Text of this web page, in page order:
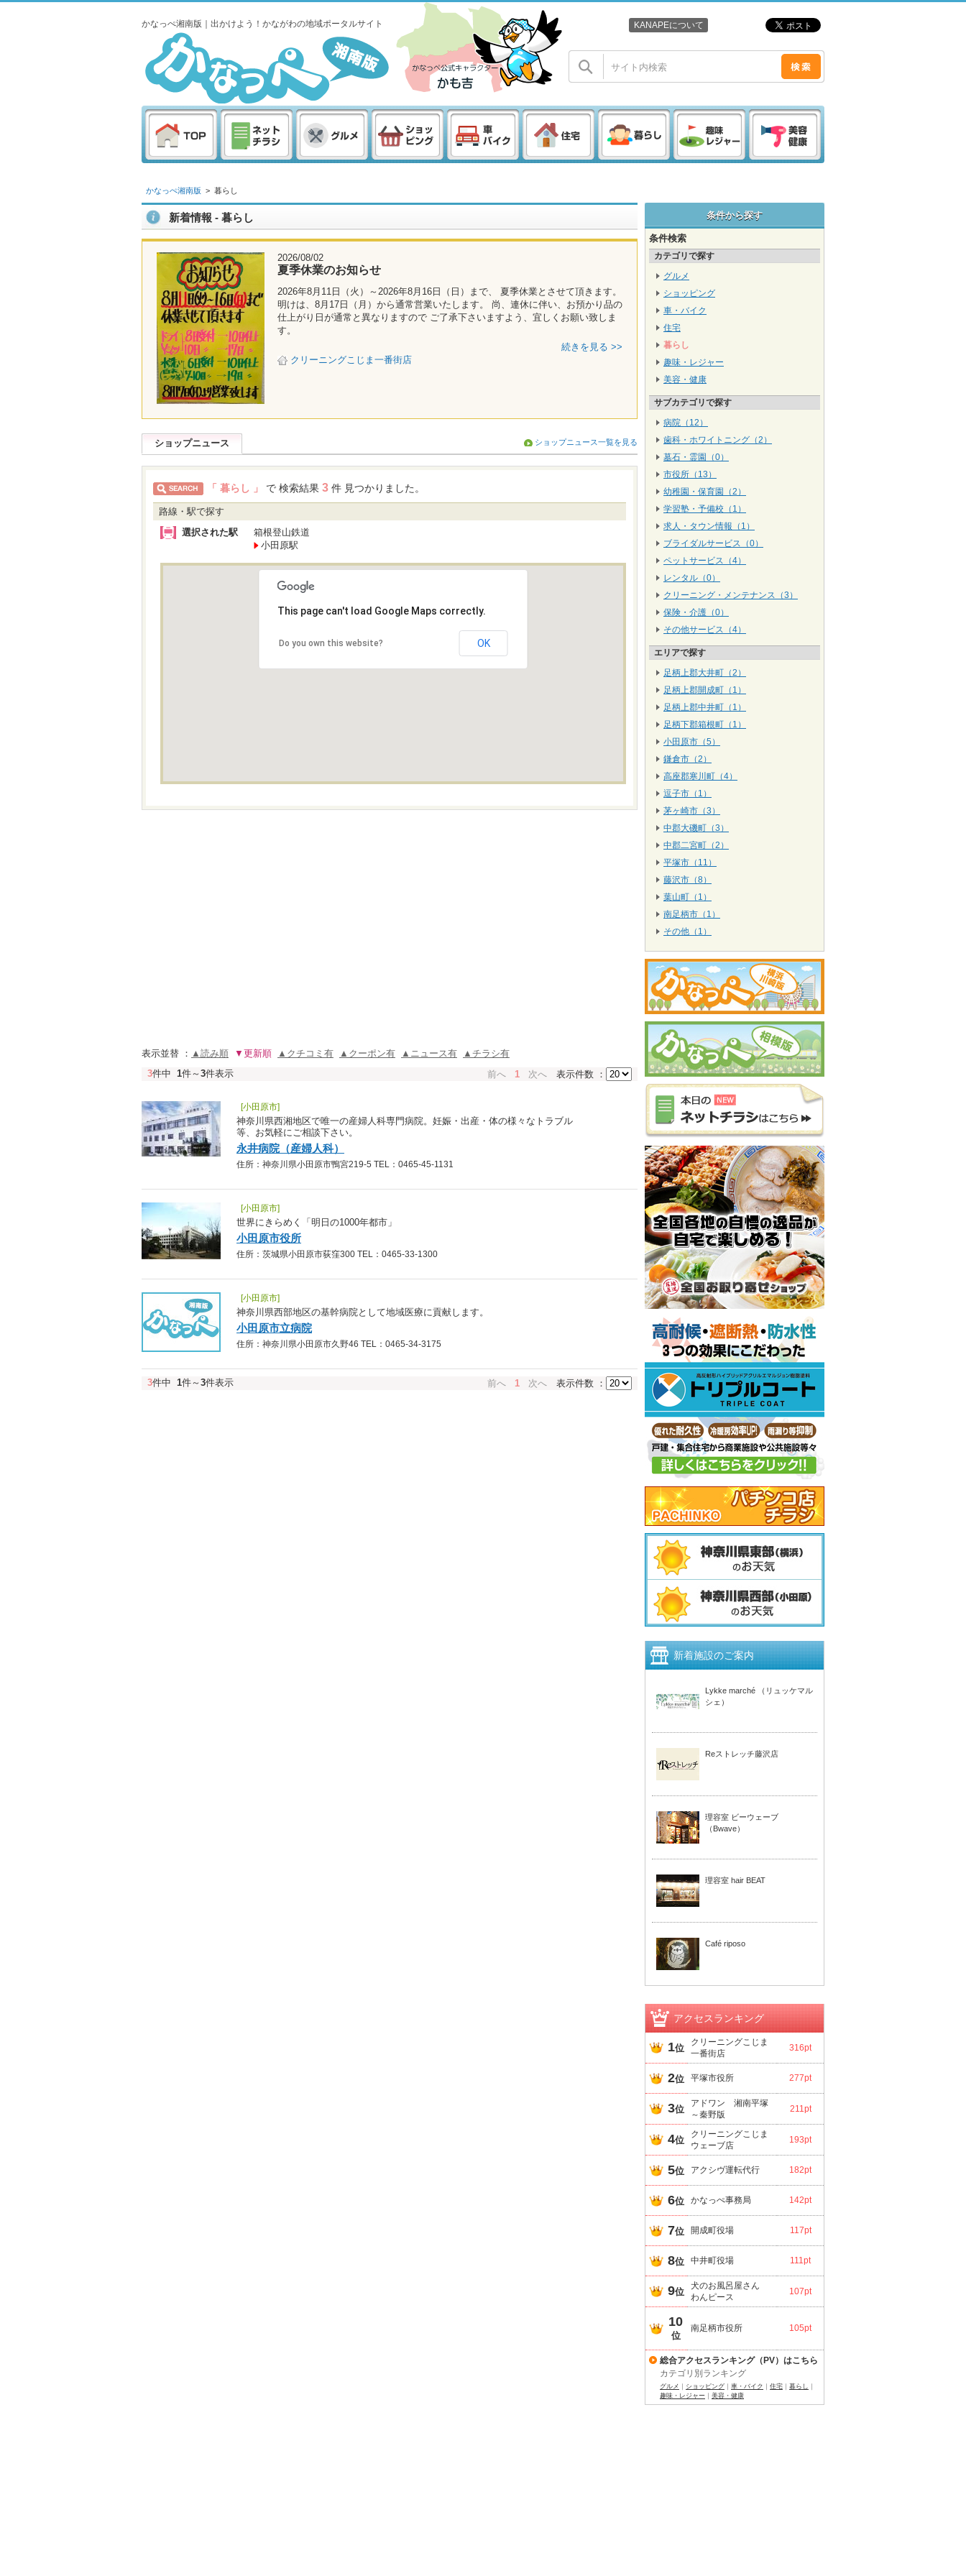
かなっぺ湘南版｜出かけよう！かながわの地域ポータルサイト KANAPEについて
かなっぺ湘南版 > 暮らし
条件から探す
条件検索
カテゴリで探す
グルメ
ショッピング
車・バイク
住宅
暮らし
趣味・レジャー
美容・健康
サブカテゴリで探す
病院（12）
歯科・ホワイトニング（2）
墓石・霊園（0）
市役所（13）
幼稚園・保育園（2）
学習塾・予備校（1）
求人・タウン情報（1）
ブライダルサービス（0）
ペットサービス（4）
レンタル（0）
クリーニング・メンテナンス（3）
保険・介護（0）
その他サービス（4）
エリアで探す
足柄上郡大井町（2）
足柄上郡開成町（1）
足柄上郡中井町（1）
足柄下郡箱根町（1）
小田原市（5）
鎌倉市（2）
高座郡寒川町（4）
逗子市（1）
茅ヶ崎市（3）
中郡大磯町（3）
中郡二宮町（2）
平塚市（11）
藤沢市（8）
葉山町（1）
南足柄市（1）
その他（1）
新着施設のご案内
Lykke marché （リュッケマル
シェ）
Reストレッチ藤沢店
理容室 ビーウェーブ
（Bwave）
理容室 hair BEAT
Café riposo
アクセスランキング
1位
クリーニングこじま
一番街店
316pt
2位 平塚市役所 277pt
3位
アドワン 湘南平塚
～秦野版
211pt
4位
クリーニングこじま
ウェーブ店
193pt
5位 アクシヴ運転代行 182pt
6位 かなっぺ事務局 142pt
7位 開成町役場 117pt
8位 中井町役場 111pt
9位
犬のお風呂屋さん
わんピース
107pt
10
位
南足柄市役所 105pt
総合アクセスランキング（PV）はこちら
カテゴリ別ランキング
グルメ ショッピング 車・バイク 住宅 暮らし
趣味・レジャー
美容・健康
新着情報 - 暮らし
2026/08/02
夏季休業のお知らせ
2026年8月11日（火）～2026年8月16日（日）まで、 夏季休業とさせて頂きます。
明けは、8月17日（月）から通常営業いたします。 尚、連休に伴い、お預かり品の
仕上がり日が通常と異なりますので ご了承下さいますよう、宜しくお願い致しま
す。
続きを見る >>
クリーニングこじま一番街店
ショップニュース ショップニュース一覧を見る
「 暮らし 」 で 検索結果 3 件 見つかりました。
路線・駅で探す
選択された駅
箱根登山鉄道
小田原駅
This page can't load Google Maps correctly.
Do you own this website? OK
表示並替 ： ▲読み順 ▼更新順 ▲クチコミ有 ▲クーポン有 ▲ニュース有
▲チラシ有
3件中 1件～ 3件表示 前へ 1 次へ 表示件数 ：
[小田原市]
神奈川県西湘地区で唯一の産婦人科専門病院。妊娠・出産・体の様々なトラブル
等、お気軽にご相談下さい。
永井病院（産婦人科）
住所：神奈川県小田原市鴨宮219-5 TEL：0465-45-1131
[小田原市]
世界にきらめく「明日の1000年都市」
小田原市役所
住所：茨城県小田原市荻窪300 TEL：0465-33-1300
[小田原市]
神奈川県西部地区の基幹病院として地域医療に貢献します。
小田原市立病院
住所：神奈川県小田原市久野46 TEL：0465-34-3175
3件中 1件～ 3件表示 前へ 1 次へ 表示件数 ：